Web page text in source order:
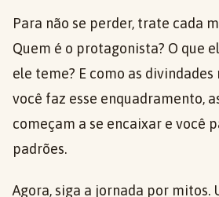
Para não se perder, trate cada
Quem é o protagonista? O que
ele teme? E como as divindades
você faz esse enquadramento,
começam a se encaixar e você
padrões.
Agora, siga a jornada por mitos.